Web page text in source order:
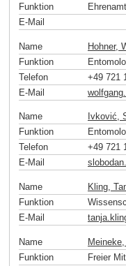
Funktion
E-Mail
Name
Hohner,
Funktion
Telefon
+49 721
E-Mail
Name
Ivković,
Funktion
Telefon
+49 721
E-Mail
Name
Kling,
Funktion
E-Mail
Name
Funktion
Freier